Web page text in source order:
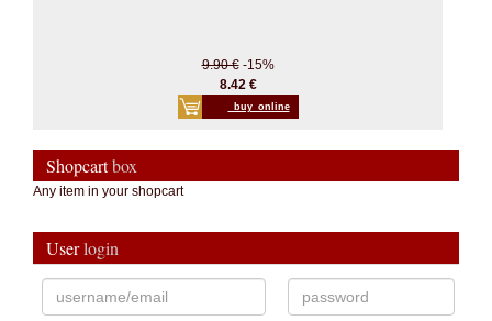
9.90 €-15%
8.42 €
_buy_online
Shopcartbox
Any item in your shopcart
Userlogin